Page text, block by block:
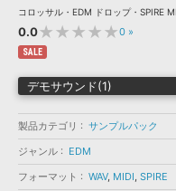
プラグイン・エフェク
サンプルパック »
ソフトウェア／ツール »
キャンペーン »
ニュースレター »
製品サポート情報 »
DTMガイド »
VIENNA
EZ DRUMMER
ソフト音源 プラグイ
ソフトウェア／ツール
ジャンル
メーカー
フォーマット
コロッサル・EDM ドロップ・SPIRE
0.0★★★★★0 »
SALE
デモサウンド(1)
製品カテゴリ
サンプルパック
ジャンル
EDM
フォーマット
WAV, MIDI, SPIRE